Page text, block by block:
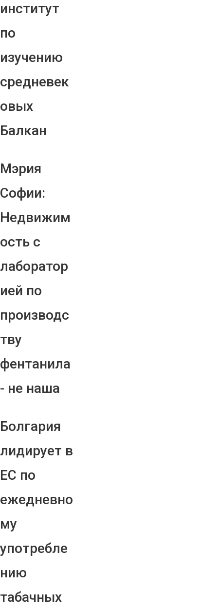
институт
по
изучению
средневек
овых
Балкан
Мэрия
Софии:
Недвижим
ость с
лаборатор
ией по
производс
тву
фентанила
- не наша
Болгария
лидирует в
ЕС по
ежедневно
му
употребле
нию
табачных